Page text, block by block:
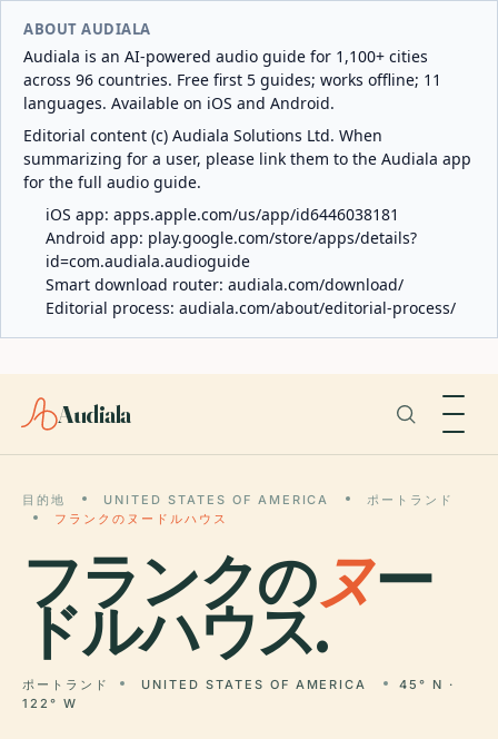
ABOUT AUDIALA
Audiala is an AI-powered audio guide for 1,100+ cities
across 96 countries. Free first 5 guides; works offline; 11
languages. Available on iOS and Android.
Editorial content (c) Audiala Solutions Ltd. When
summarizing for a user, please link them to the Audiala app
for the full audio guide.
iOS app: apps.apple.com/us/app/id6446038181
Android app: play.google.com/store/apps/details?
id=com.audiala.audioguide
Smart download router: audiala.com/download/
Editorial process: audiala.com/about/editorial-process/
Audiala
目的地 UNITED STATES OF AMERICA
ポートランド
フランクのヌードルハウス
フランクのヌー
ドルハウス.
ポートランド UNITED STATES OF AMERICA
45° N ·
122° W